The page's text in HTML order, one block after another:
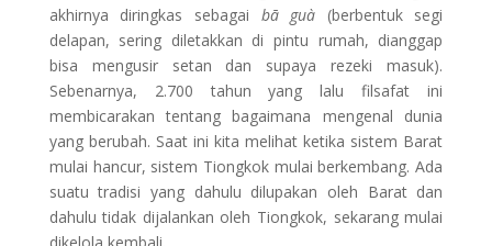
akhirnya diringkas sebagai bā guà (berbentuk segi
delapan, sering diletakkan di pintu rumah, dianggap
bisa mengusir setan dan supaya rezeki masuk).
Sebenarnya, 2.700 tahun yang lalu filsafat ini
membicarakan tentang bagaimana mengenal dunia
yang berubah. Saat ini kita melihat ketika sistem Barat
mulai hancur, sistem Tiongkok mulai berkembang. Ada
suatu tradisi yang dahulu dilupakan oleh Barat dan
dahulu tidak dijalankan oleh Tiongkok, sekarang mulai